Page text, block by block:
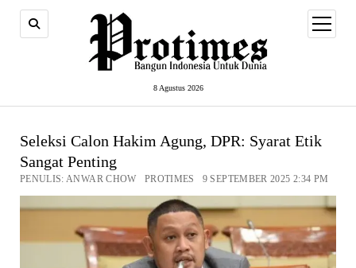
8 Agustus 2026
open
menu
Seleksi Calon Hakim Agung, DPR: Syarat Etik
Sangat Penting
PENULIS: ANWAR CHOW PROTIMES 9 SEPTEMBER 2025 2:34 PM